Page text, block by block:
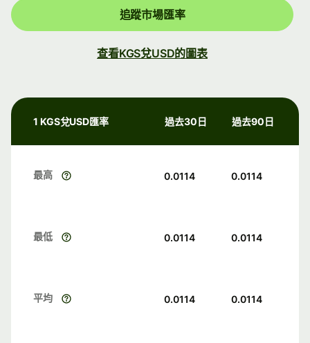
追蹤市場匯率
查看KGS兌USD的圖表
1 KGS兌USD匯率 過去30日 過去90日
最高 0.0114 0.0114
最低 0.0114 0.0114
平均 0.0114 0.0114